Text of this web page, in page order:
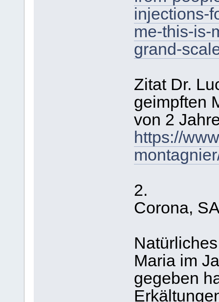
injections-
me-this-is-
grand-
Zitat Dr.
geimpften
von 2
https://
2.
Corona,
Maria im
gegeben